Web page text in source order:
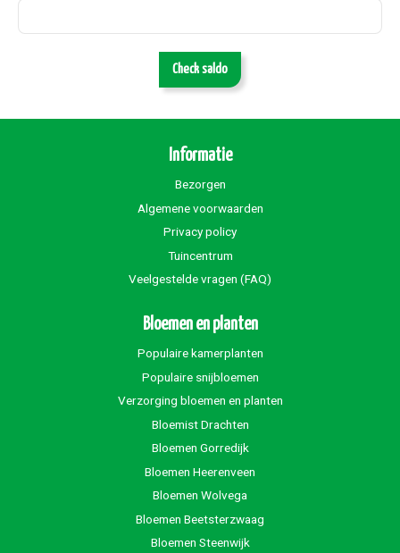
Check saldo
Informatie
Bezorgen
Algemene voorwaarden
Privacy policy
Tuincentrum
Veelgestelde vragen (FAQ)
Bloemen en planten
Populaire kamerplanten
Populaire snijbloemen
Verzorging bloemen en planten
Bloemist Drachten
Bloemen Gorredijk
Bloemen Heerenveen
Bloemen Wolvega
Bloemen Beetsterzwaag
Bloemen Steenwijk